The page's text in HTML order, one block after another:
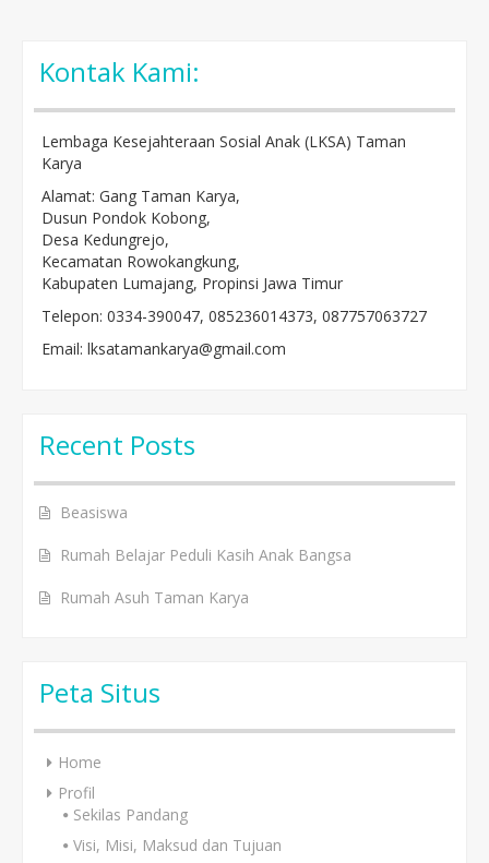
Kontak Kami:
Lembaga Kesejahteraan Sosial Anak (LKSA) Taman
Karya
Alamat: Gang Taman Karya,
Dusun Pondok Kobong,
Desa Kedungrejo,
Kecamatan Rowokangkung,
Kabupaten Lumajang, Propinsi Jawa Timur
Telepon: 0334-390047, 085236014373, 087757063727
Email: lksatamankarya@gmail.com
Recent Posts
Beasiswa
Rumah Belajar Peduli Kasih Anak Bangsa
Rumah Asuh Taman Karya
Peta Situs
Home
Profil
Sekilas Pandang
Visi, Misi, Maksud dan Tujuan